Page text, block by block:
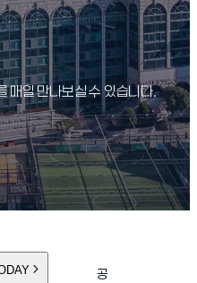
매일 만나보실 수 있습니다.
공